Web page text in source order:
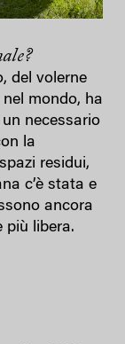
del volerne
mondo, ha
necessario
la
residui,
c’è stata e
ancora
più libera.